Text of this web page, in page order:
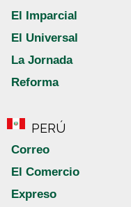
El Imparcial
El Universal
La Jornada
Reforma
PERÚ
Correo
El Comercio
Expreso